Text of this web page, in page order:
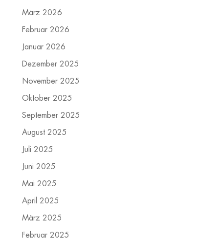
März 2026
Februar 2026
Januar 2026
Dezember 2025
November 2025
Oktober 2025
September 2025
August 2025
Juli 2025
Juni 2025
Mai 2025
April 2025
März 2025
Februar 2025